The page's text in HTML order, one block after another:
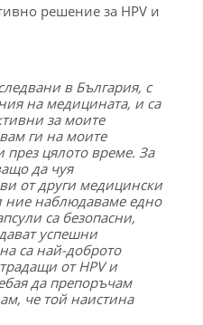
решение за HPV и
в България, с
на медицината, и са
за моите
ги на моите
цялото време. За
да чуя
от други медицински
ние наблюдаваме едно
са безопасни,
успешни
са най-доброто
от HPV и
да препоръчам
че той наистина